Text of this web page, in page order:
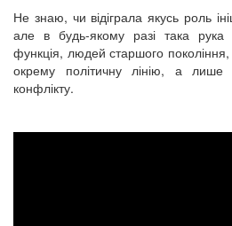
Не знаю, чи відіграла якусь роль
але в будь-якому разі така
функція, людей старшого
окрему політичну лінію, а лише
конфлікту.